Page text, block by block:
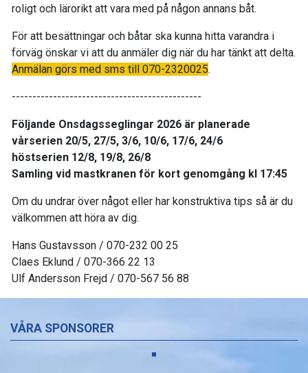
roligt och lärorikt att vara med på någon annans båt.
För att besättningar och båtar ska kunna hitta varandra i
förväg önskar vi att du anmäler dig när du har tänkt att delta.
Anmälan görs med sms till 070-2320025.
----------------------------------------------
Följande Onsdagsseglingar 2026 är planerade
vårserien 20/5, 27/5, 3/6, 10/6, 17/6, 24/6
höstserien 12/8, 19/8, 26/8
Samling vid mastkranen för kort genomgång kl 17:45
Om du undrar över något eller har konstruktiva tips så är du
välkommen att höra av dig.
Hans Gustavsson / 070-232 00 25
Claes Eklund / 070-366 22 13
Ulf Andersson Frejd / 070-567 56 88
VÅRA SPONSORER